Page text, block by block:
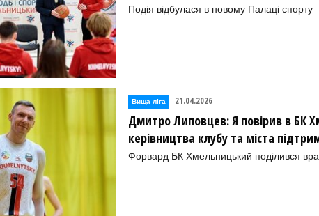
Подія відбулася в новому Палаці спорту
Вища лiга 21.04.2026
Дмитро Липовцев: Я повірив в БК
керівництва клубу та міста
Форвард БК Хмельницький поділився